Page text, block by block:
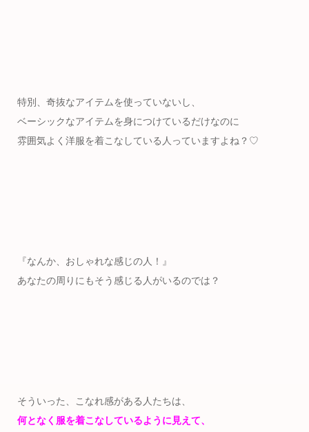
特別、奇抜なアイテムを使っていないし、
ベーシックなアイテムを身につけているだけなのに
雰囲気よく洋服を着こなしている人っていますよね？♡
『なんか、おしゃれな感じの人！』
あなたの周りにもそう感じる人がいるのでは？
そういった、こなれ感がある人たちは、
何となく服を着こなしているように見えて、